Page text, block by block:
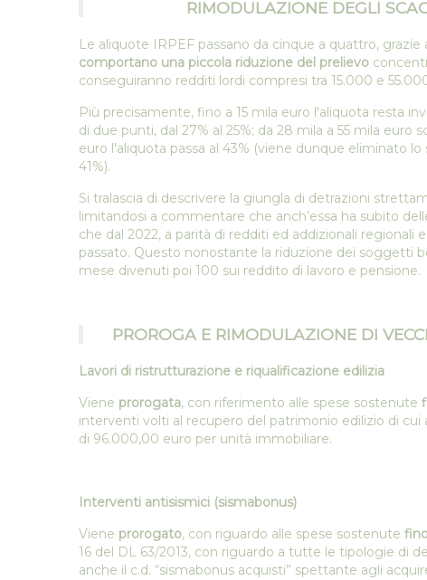
RIMODULAZIONE DEGLI
Le aliquote IRPEF passano da cinque a quattro,
comportano una piccola riduzione del prelievo
conseguiranno redditi lordi compresi tra 15.000 e
Più precisamente, fino a 15 mila euro l'aliquota resta
di due punti, dal 27% al 25%; da 28 mila a 55 mila euro
euro l'aliquota passa al 43% (viene dunque eliminato
41%).
Si tralascia di descrivere la giungla di detrazioni
limitandosi a commentare che anch’essa ha subito
che dal 2022, a parità di redditi ed addizionali regionali
passato. Questo nonostante la riduzione dei soggetti
mese divenuti poi 100 sui reddito di lavoro e pensione.
PROROGA E RIMODULAZIONE DI
Lavori di ristrutturazione e riqualificazione edilizia
Viene prorogata, con riferimento alle spese sostenute
interventi volti al recupero del patrimonio edilizio di cui
di 96.000,00 euro per unità immobiliare.
Interventi antisismici (sismabonus)
Viene prorogato, con riguardo alle spese sostenute
16 del DL 63/2013, con riguardo a tutte le tipologie di
anche il c.d. “sismabonus acquisti” spettante agli